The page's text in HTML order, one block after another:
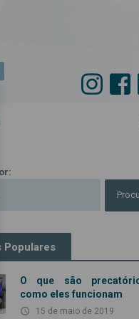
Populares
O que são
como eles funcionam
access_time 15 de maio de 2019